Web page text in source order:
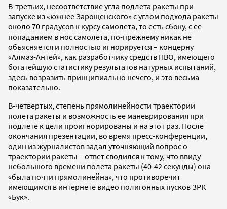
В-третьих, несоответствие угла подлета ракеты при
запуске из «южнее Зарощенского» с углом подхода ракеты
около 70 градусов к курсу самолета, то есть сбоку, с ее
попаданием в нос самолета, по-прежнему никак не
объясняется и полностью игнорируется – концерну
«Алмаз-Антей», как разработчику средств ПВО, имеющего
богатейшую статистику результатов натурных испытаний,
здесь возразить принципиально нечего, и это весьма
показательно.
В-четвертых, степень прямолинейности траектории
полета ракеты и возможность ее маневрирования при
подлете к цели проигнорированы и на этот раз. После
окончания презентации, во время пресс-конференции,
один из журналистов задал уточняющий вопрос о
траектории ракеты – ответ сводился к тому, что ввиду
небольшого времени полета ракеты (40-42 секунды) она
«была почти прямолинейна», что противоречит
имеющимся в интернете видео полигонных пусков ЗРК
«Бук».